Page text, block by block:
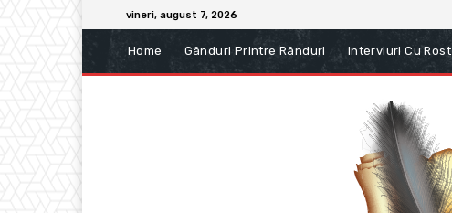
vineri, august 7, 2026
Home Gânduri Printre Rânduri Interviuri Cu Rost